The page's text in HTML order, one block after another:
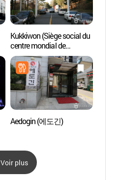
Kukkiwon (Siège social du
centre mondial de
Taekwondo) (국기원
(세계태권도본부))
Aedogin (에도긴)
Voir plus